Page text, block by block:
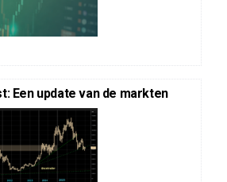
Een update van de markten